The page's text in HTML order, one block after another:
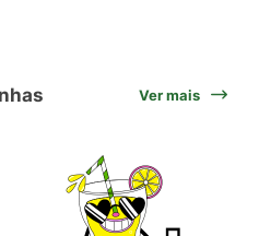
Ver mais